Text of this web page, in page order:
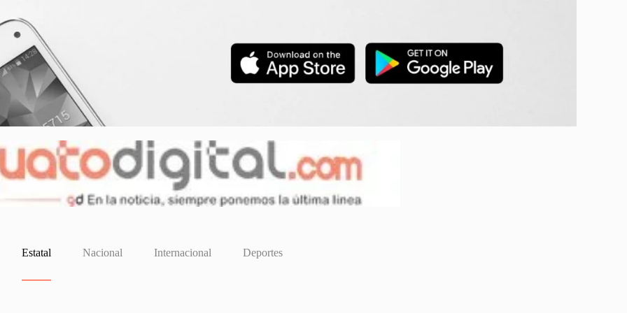
Estatal Nacional Internacional Deportes